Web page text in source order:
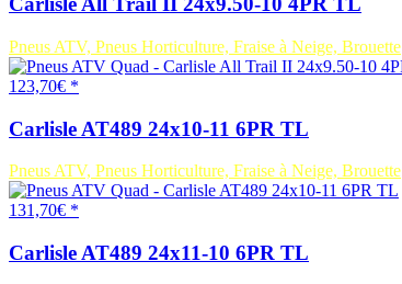
Pneus ATV, Pneus Horticulture, Fraise à Neige, Brouette
123,70€ *
Carlisle AT489 24x10-11 6PR TL
Pneus ATV, Pneus Horticulture, Fraise à Neige, Brouette
131,70€ *
Carlisle AT489 24x11-10 6PR TL